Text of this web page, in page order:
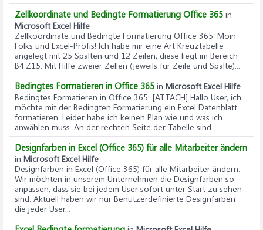
Zellkoordinate und Bedingte Formatierung Office 365 in
Microsoft Excel Hilfe
Zellkoordinate und Bedingte Formatierung Office 365: Moin
Folks und Excel-Profis! Ich habe mir eine Art Kreuztabelle
angelegt mit 25 Spalten und 12 Zeilen, diese liegt im Bereich
B4:Z15. Mit Hilfe zweier Zellen (jeweils für Zeile und Spalte)...
Bedingtes Formatieren in Office 365 in Microsoft Excel Hilfe
Bedingtes Formatieren in Office 365: [ATTACH] Hallo User, ich
möchte mit der Bedingten Formatierung ein Excel Datenblatt
formatieren. Leider habe ich keinen Plan wie und was ich
anwählen muss. An der rechten Seite der Tabelle sind...
Designfarben in Excel (Office 365) für alle Mitarbeiter ändern
in Microsoft Excel Hilfe
Designfarben in Excel (Office 365) für alle Mitarbeiter ändern:
Wir möchten in unserem Unternehmen die Designfarben so
anpassen, dass sie bei jedem User sofort unter Start zu sehen
sind. Aktuell haben wir nur Benutzerdefinierte Designfarben
die jeder User...